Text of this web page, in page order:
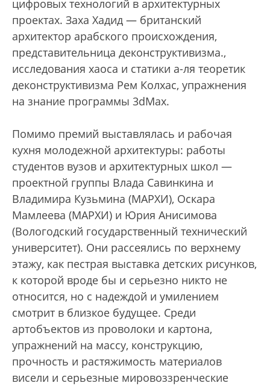
цифровых технологий в архитектурных
проектах. Заха Хадид — британский
архитектор арабского происхождения,
представительница деконструктивизма.,
исследования хаоса и статики а-ля теоретик
деконструктивизма Рем Колхас, упражнения
на знание программы 3dMax.
Помимо премий выставлялась и рабочая
кухня молодежной архитектуры: работы
студентов вузов и архитектурных школ —
проектной группы Влада Савинкина и
Владимира Кузьмина (МАРХИ), Оскара
Мамлеева (МАРХИ) и Юрия Анисимова
(Вологодский государственный технический
университет). Они рассеялись по верхнему
этажу, как пестрая выставка детских рисунков,
к которой вроде бы и серьезно никто не
относится, но с надеждой и умилением
смотрит в близкое будущее. Среди
артобъектов из проволоки и картона,
упражнений на массу, конструкцию,
прочность и растяжимость материалов
висели и серьезные мировоззренческие